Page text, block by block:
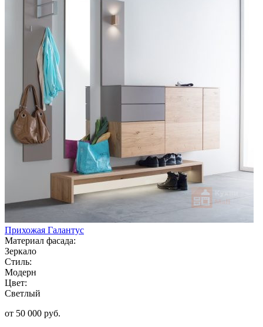
Прихожая Галантус
Материал фасада:
Зеркало
Стиль:
Модерн
Цвет:
Светлый
от 50 000 руб.